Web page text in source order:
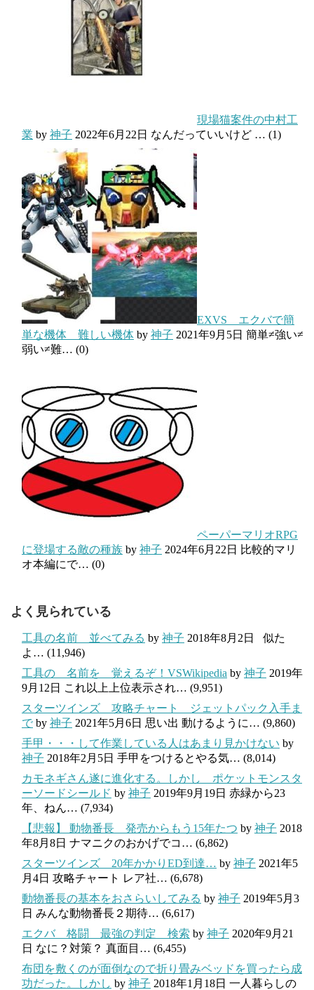
現場猫案件の中村工
業 by 神子 2022年6月22日 なんだっていいけど … (1)
EXVS エクバで簡
単な機体 難しい機体 by 神子 2021年9月5日 簡単≠強い≠
弱い≠難… (0)
ペーパーマリオRPG
に登場する敵の種族 by 神子 2024年6月22日 比較的マリ
オ本編にで… (0)
よく見られている
工具の名前 並べてみる by 神子 2018年8月2日
似た
よ… (11,946)
工具の 名前を 覚えるぞ！VSWikipedia by 神子 2019年
9月12日 これ以上上位表示され… (9,951)
スターツインズ 攻略チャート ジェットパック入手ま
で by 神子 2021年5月6日 思い出 動けるように… (9,860)
手甲・・・して作業している人はあまり見かけない by
神子 2018年2月5日 手甲をつけるとやる気… (8,014)
カモネギさん遂に進化する。しかし ポケットモンスタ
ーソードシールド by 神子 2019年9月19日 赤緑から23
年、ねん… (7,934)
【悲報】 動物番長 発売からもう15年たつ by 神子 2018
年8月8日 ナマニクのおかげでコ… (6,862)
スターツインズ 20年かかりED到達… by 神子 2021年5
月4日 攻略チャート レア社… (6,678)
動物番長の基本をおさらいしてみる by 神子 2019年5月3
日 みんな動物番長２期待… (6,617)
エクバ 格闘 最強の判定 検索 by 神子 2020年9月21
日 なに？対策？ 真面目… (6,455)
布団を敷くのが面倒なので折り畳みベッドを買ったら成
功だった。しかし by 神子 2018年1月18日 一人暮らしの